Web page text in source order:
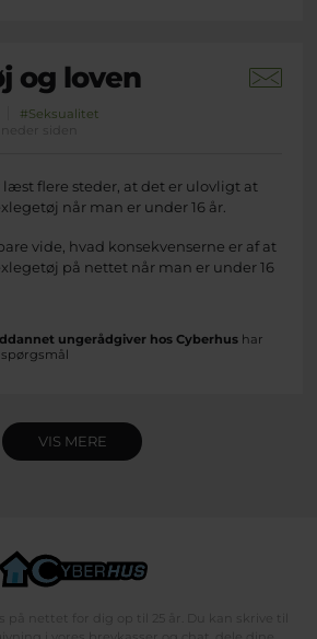
og loven
#Seksualitet
siden
læst flere steder, at det er ulovligt at
når man er under 16 år.
vide, hvad konsekvenserne er af at
på nettet når man er under 16
ungerådgiver hos Cyberhushar
VIS MERE
på nettet for dig op til 25 år. Du kan skrive til